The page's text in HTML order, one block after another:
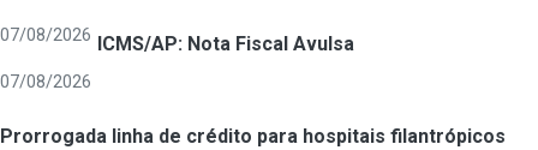
07/08/2026 ICMS/AP: Nota Fiscal Avulsa
07/08/2026
Prorrogada linha de crédito para hospitais filantrópicos